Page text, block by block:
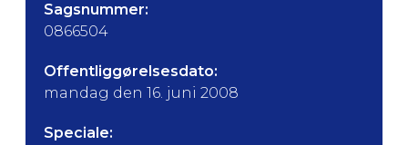
Sagsnummer:
0866504
Offentliggørelsesdato:
mandag den 16. juni 2008
Speciale: